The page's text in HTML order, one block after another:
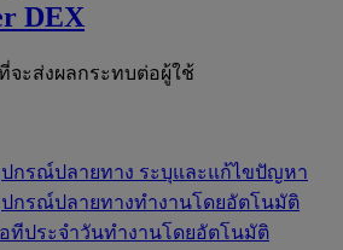
DEX
ะส่งผลกระทบต่อผู้ใช้
กรณ์ปลายทาง ระบุและแก้ไขปัญหา
กรณ์ปลายทางทำงานโดยอัตโนมัติ
ทีประจำวันทำงานโดยอัตโนมัติ